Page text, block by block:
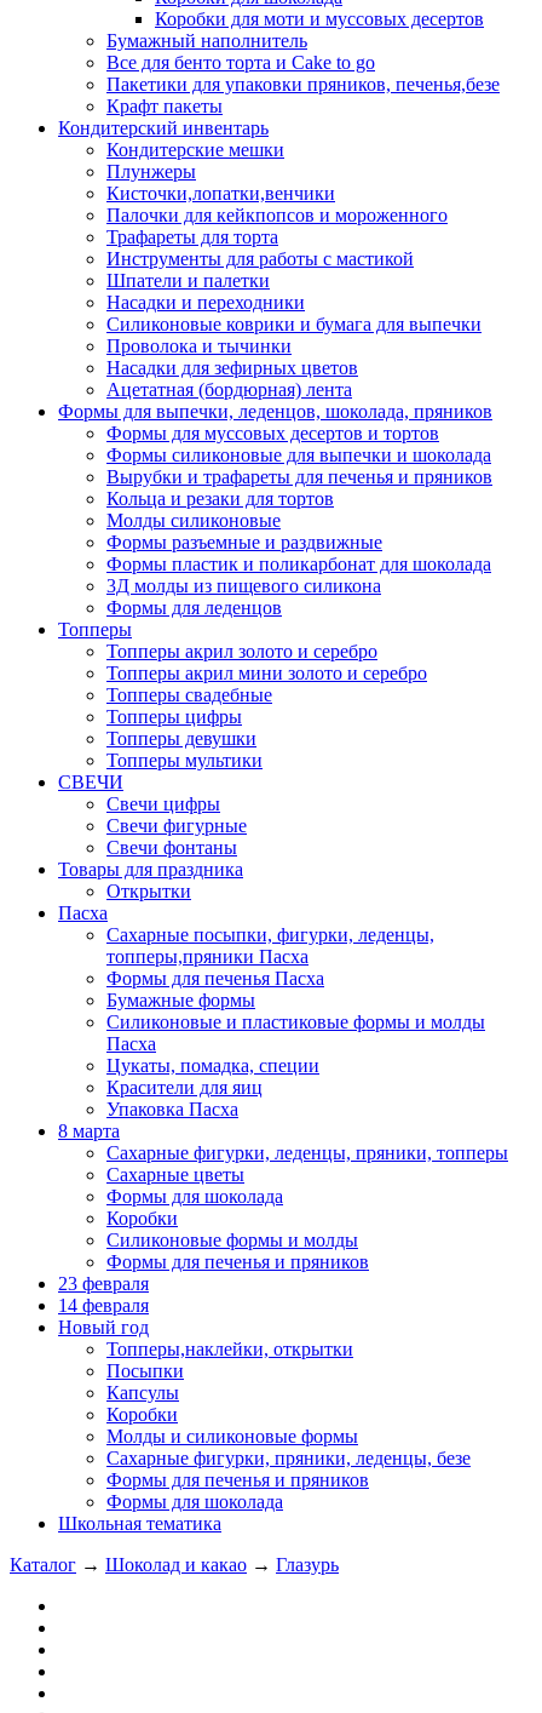
Коробки для моти и муссовых десертов
Бумажный наполнитель
Все для бенто торта и Cake to go
Пакетики для упаковки пряников, печенья,безе
Крафт пакеты
Кондитерский инвентарь
Кондитерские мешки
Плунжеры
Кисточки,лопатки,венчики
Палочки для кейкпопсов и мороженного
Трафареты для торта
Инструменты для работы с мастикой
Шпатели и палетки
Насадки и переходники
Силиконовые коврики и бумага для выпечки
Проволока и тычинки
Насадки для зефирных цветов
Ацетатная (бордюрная) лента
Формы для выпечки, леденцов, шоколада, пряников
Формы для муссовых десертов и тортов
Формы силиконовые для выпечки и шоколада
Вырубки и трафареты для печенья и пряников
Кольца и резаки для тортов
Молды силиконовые
Формы разъемные и раздвижные
Формы пластик и поликарбонат для шоколада
3Д молды из пищевого силикона
Формы для леденцов
Топперы
Топперы акрил золото и серебро
Топперы акрил мини золото и серебро
Топперы свадебные
Топперы цифры
Топперы девушки
Топперы мультики
СВЕЧИ
Свечи цифры
Свечи фигурные
Свечи фонтаны
Товары для праздника
Открытки
Пасха
Сахарные посыпки, фигурки, леденцы,
топперы,пряники Пасха
Формы для печенья Пасха
Бумажные формы
Силиконовые и пластиковые формы и молды
Пасха
Цукаты, помадка, специи
Красители для яиц
Упаковка Пасха
8 марта
Сахарные фигурки, леденцы, пряники, топперы
Сахарные цветы
Формы для шоколада
Коробки
Силиконовые формы и молды
Формы для печенья и пряников
23 февраля
14 февраля
Новый год
Топперы,наклейки, открытки
Посыпки
Капсулы
Коробки
Молды и силиконовые формы
Сахарные фигурки, пряники, леденцы, безе
Формы для печенья и пряников
Формы для шоколада
Школьная тематика
Каталог → Шоколад и какао → Глазурь